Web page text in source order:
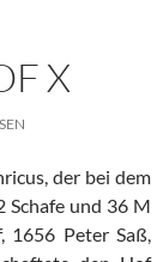
X
der bei dem
Schafe und 36 M
1656 Peter Saß,